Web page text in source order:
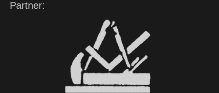
Partner: